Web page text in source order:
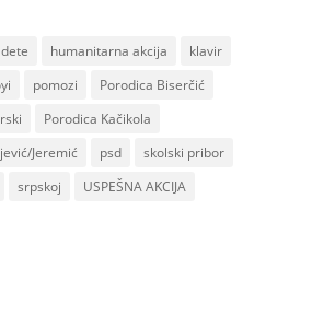
dete humanitarna akcija
klavir
pomozi
Porodica Biserčić
Porodica Kačikola
Jeremić
psd
skolski pribor
srpskoj USPEŠNA AKCIJA